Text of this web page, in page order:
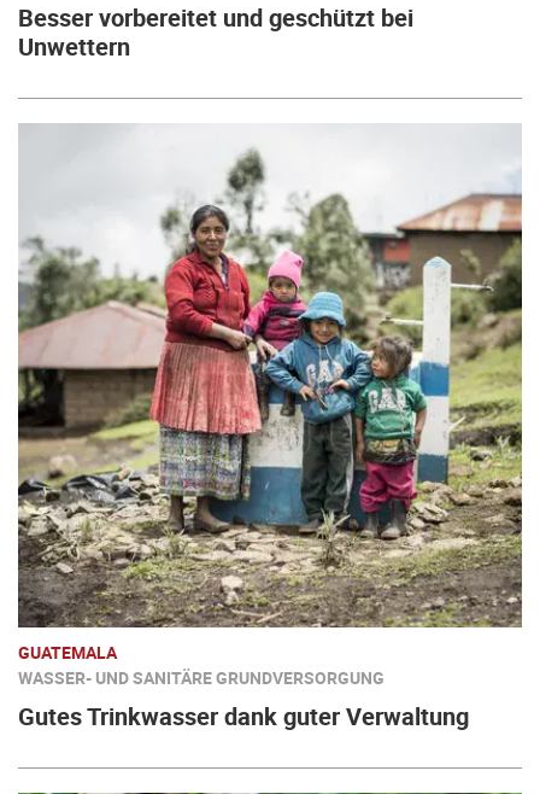
Besser vorbereitet und geschützt bei
Unwettern
GUATEMALA
WASSER- UND SANITÄRE GRUNDVERSORGUNG
Gutes Trinkwasser dank guter Verwaltung